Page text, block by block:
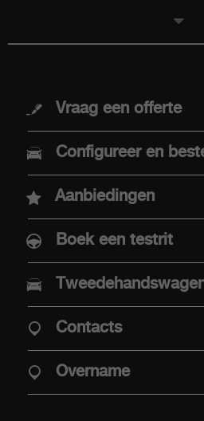
MODELLEN
Nieuwe Abarth 600e
Abarth 500e
AANKOOP
Aaanbiedingen
Aanbod Abarth
Verkooppunten
Vraag een offerte
Configureer en
Aanbiedingen
Boek een testrit
Contacts
Overname